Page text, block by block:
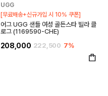
UGG
[무료배송+신규가입 시 10% 쿠폰]
어그 UGG 샌들 여성 골든스타 빌라 클
로그 (1169590-CHE)
208,000 222,500 7%